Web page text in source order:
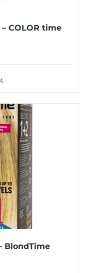
– COLOR time
BlondTime